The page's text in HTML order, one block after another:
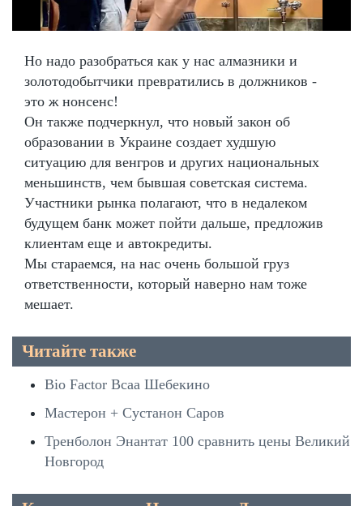
Но надо разобраться как у нас алмазники и
золотодобытчики превратились в должников -
это ж нонсенс!
Он также подчеркнул, что новый закон об
образовании в Украине создает худшую
ситуацию для венгров и других национальных
меньшинств, чем бывшая советская система.
Участники рынка полагают, что в недалеком
будущем банк может пойти дальше, предложив
клиентам еще и автокредиты.
Мы стараемся, на нас очень большой груз
ответственности, который наверно нам тоже
мешает.
Читайте также
Bio Factor Bcaa Шебекино
Мастерон + Сустанон Саров
Тренболон Энантат 100 сравнить цены Великий
Новгород